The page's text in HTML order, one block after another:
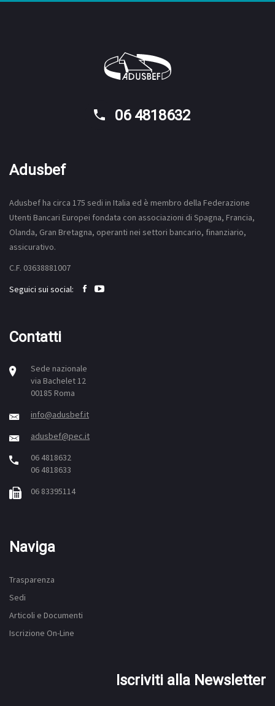
06 4818632
Adusbef
Adusbef ha circa 175 sedi in Italia ed è membro della Federazione
Utenti Bancari Europei fondata con associazioni di Spagna, Francia,
Olanda, Gran Bretagna, operanti nei settori bancario, finanziario,
assicurativo.
C.F. 03638881007
Seguici sui social:
Contatti
Sede nazionale
via Bachelet 12
00185 Roma
info@adusbef.it
adusbef@pec.it
06 4818632
06 4818633
06 83395114
Naviga
Trasparenza
Sedi
Articoli e Documenti
Iscrizione On-Line
Iscriviti alla Newsletter